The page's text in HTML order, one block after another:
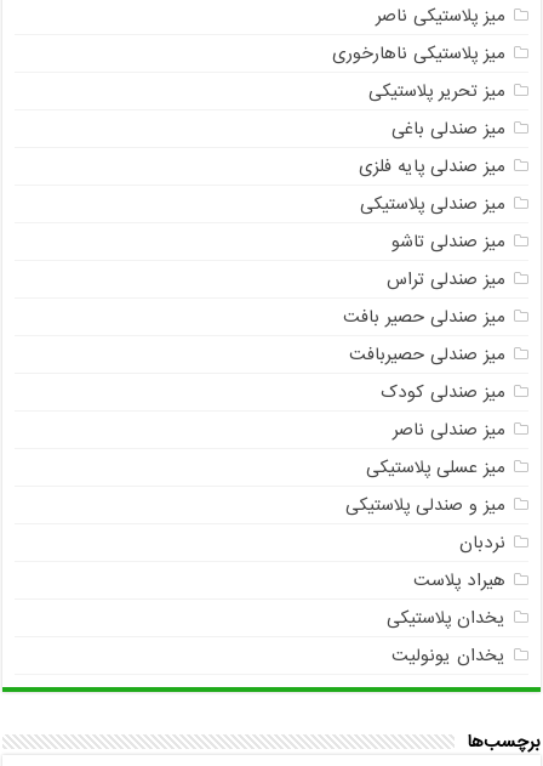
میز پلاستیکی ناصر
میز پلاستیکی ناهارخوری
میز تحریر پلاستیکی
میز صندلی باغی
میز صندلی پایه فلزی
میز صندلی پلاستیکی
میز صندلی تاشو
میز صندلی تراس
میز صندلی حصیر بافت
میز صندلی حصیربافت
میز صندلی کودک
میز صندلی ناصر
میز عسلی پلاستیکی
میز و صندلی پلاستیکی
نردبان
هیراد پلاست
یخدان پلاستیکی
یخدان یونولیت
برچسب‌ها